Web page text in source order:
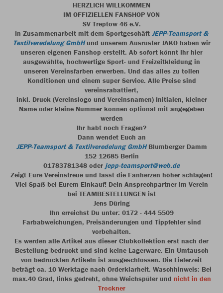
HERZLICH WILLKOMMEN
IM OFFIZIELLEN FANSHOP VON
SV Treptow 46 e.V.
In Zusammenarbeit mit dem Sportgeschäft JEPP-Teamsport &
Textilveredelung GmbH und unserem Ausrüster JAKO haben wir
unseren eigenen Fanshop erstellt. Ab sofort könnt Ihr hier
ausgewählte, hochwertige Sport- und Freizeitkleidung in
unseren Vereinsfarben erwerben. Und das alles zu tollen
Konditionen und einem super Service. Alle Preise sind
vereinsrabattiert,
inkl. Druck (Vereinslogo und Vereinsnamen) Initialen, kleiner
Name oder kleine Nummer können optional mit angegeben
werden
Ihr habt noch Fragen?
Dann wendet Euch an
JEPP-Teamsport & Textilveredelung GmbHBlumberger Damm
152 12685 Berlin
01783781348 oder jepp-teamsport@web.de
Zeigt Eure Vereinstreue und lasst die Fanherzen höher schlagen!
Viel Spaß bei Eurem Einkauf! Dein Ansprechpartner im Verein
bei TEAMBESTELLUNGEN ist
Jens Düring
Ihn erreichst Du unter: 0172 - 444 5509
Farbabweichungen, Preisänderungen und Tippfehler sind
vorbehalten.
Es werden alle Artikel aus dieser Clubkollektion erst nach der
Bestellung bedruckt und sind keine Lagerware. Ein Umtausch
von bedruckten Artikeln ist ausgeschlossen. Die Lieferzeit
beträgt ca. 10 Werktage nach Orderklarheit. Waschhinweis: Bei
max.40 Grad, links gedreht, ohne Weichspüler und nicht in den
Trockner